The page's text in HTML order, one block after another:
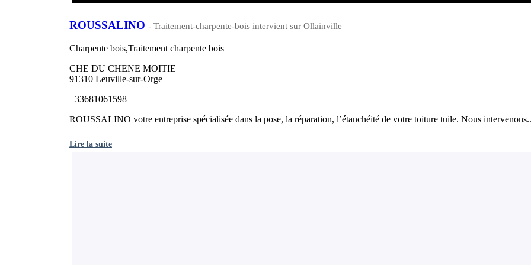
ROUSSALINO - Traitement-charpente-bois intervient sur Ollainville
Charpente bois,Traitement charpente bois
CHE DU CHENE MOITIE
91310 Leuville-sur-Orge
+33681061598
ROUSSALINO votre entreprise spécialisée dans la pose, la réparation, l’étanchéité de votre toiture tuile. Nous
Lire la suite